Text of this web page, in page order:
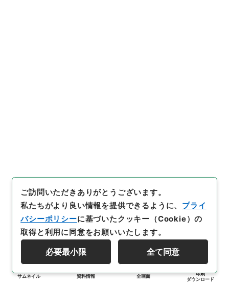
サムネイル 資料情報 全画面
印刷
ダウンロード
ご訪問いただきありがとうございます。
私たちがより良い情報を提供できるように、 プライ
バシーポリシーに基づいたクッキー（Cookie）の
取得と利用に同意をお願いいたします。
必要最小限 全て同意